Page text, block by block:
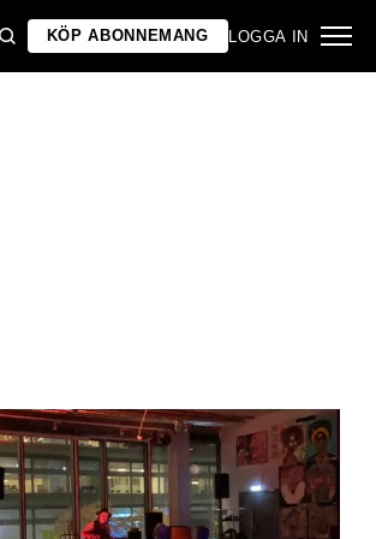
KÖP ABONNEMANG LOGGA IN